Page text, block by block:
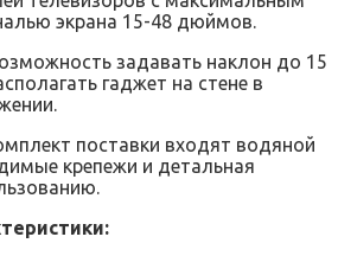
экрана 15-48 дюймов.
задавать наклон до 15
гаджет на стене в
поставки входят водяной
крепежи и детальная